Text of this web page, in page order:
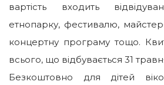
вартість входить
етнопарку, фестивалю,
концертну програму тощо.
всього, що відбувається 31
Безкоштовно для дітей